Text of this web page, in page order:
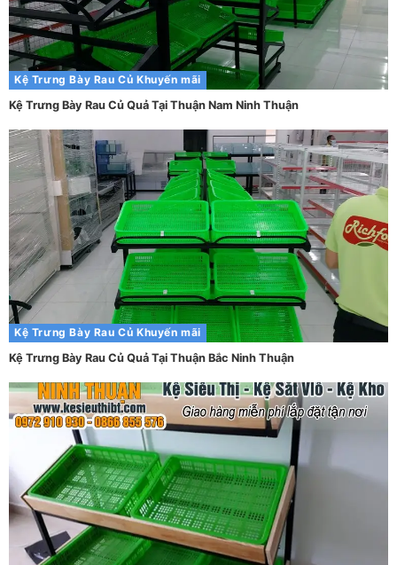
Kệ Trưng Bày Rau Củ Khuyến mãi
Kệ Trưng Bày Rau Củ Quả Tại Thuận Nam Ninh Thuận
Kệ Trưng Bày Rau Củ Khuyến mãi
Kệ Trưng Bày Rau Củ Quả Tại Thuận Bắc Ninh Thuận